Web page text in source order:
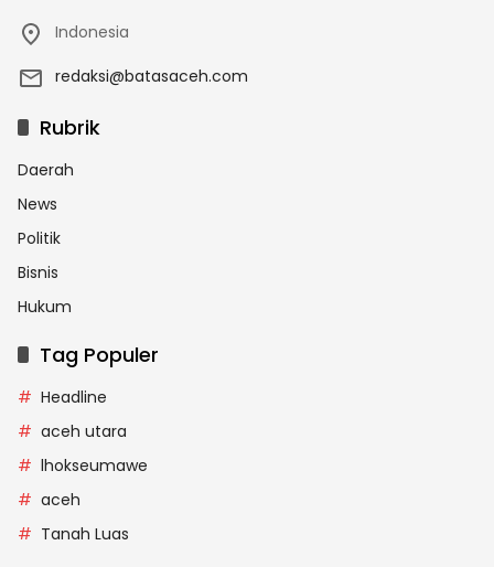
Indonesia
redaksi@batasaceh.com
Rubrik
Daerah
News
Politik
Bisnis
Hukum
Tag Populer
Headline
aceh utara
lhokseumawe
aceh
Tanah Luas